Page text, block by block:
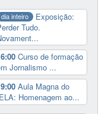
dia inteiro
Exposição:
Tudo.
Curso de formação
Jornalismo ...
Aula Magna do
Homenagem ao...